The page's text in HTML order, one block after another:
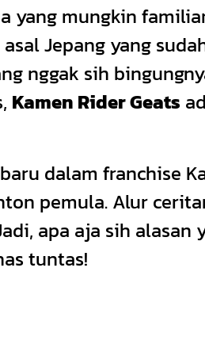
yang mungkin
Jepang yang
nggak sih
Kamen Rider Geats
dalam franchise
pemula. Alur
apa aja sih alasan
tuntas!